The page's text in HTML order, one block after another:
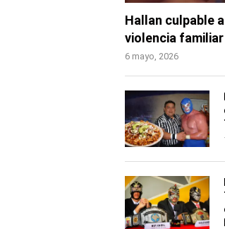
Hallan culpable
violencia familiar
6 mayo, 2026